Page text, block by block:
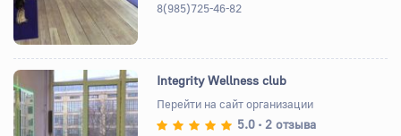
8(985)725-46-82
Integrity Wellness club
Перейти на сайт организации
5.0 • 2 отзыва